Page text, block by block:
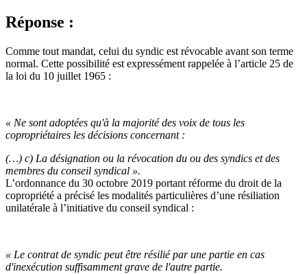
Réponse :
Comme tout mandat, celui du syndic est révocable avant son terme
normal. Cette possibilité est expressément rappelée à l’article 25 de
la loi du 10 juillet 1965 :
« Ne sont adoptées qu'à la majorité des voix de tous les
copropriétaires les décisions concernant :
(…) c) La désignation ou la révocation du ou des syndics et des
membres du conseil syndical ».
L’ordonnance du 30 octobre 2019 portant réforme du droit de la
copropriété a précisé les modalités particulières d’une résiliation
unilatérale à l’initiative du conseil syndical :
« Le contrat de syndic peut être résilié par une partie en cas
d'inexécution suffisamment grave de l'autre partie.